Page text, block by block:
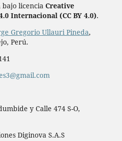
bajo licencia Creative
Internacional (CC BY 4.0).
Gregorio Ullauri Pineda,
Perú.
y Calle 474 S-O,
Diginova S.A.S